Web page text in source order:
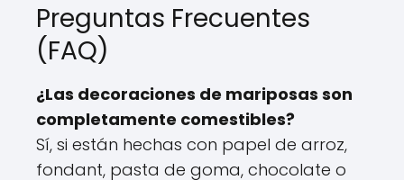
Preguntas Frecuentes
(FAQ)
¿Las decoraciones de mariposas son
completamente comestibles?
Sí, si están hechas con papel de arroz,
fondant, pasta de goma, chocolate o